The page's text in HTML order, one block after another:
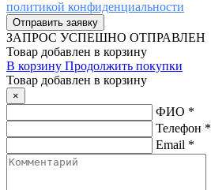
политикой конфиденциальности
ЗАПРОС УСПЕШНО ОТПРАВЛЕН
Товар добавлен в корзину
В корзину Продолжить покупки
Товар добавлен в корзину
×
ФИО *
Телефон *
Email *